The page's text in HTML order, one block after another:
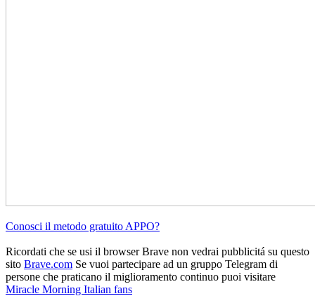
Conosci il metodo gratuito APPO?
Ricordati che se usi il browser Brave non vedrai pubblicitá su questo
sito Brave.com Se vuoi partecipare ad un gruppo Telegram di
persone che praticano il miglioramento continuo puoi visitare
Miracle Morning Italian fans